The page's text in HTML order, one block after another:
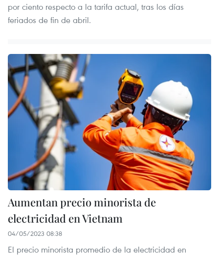
por ciento respecto a la tarifa actual, tras los días
feriados de fin de abril.
Aumentan precio minorista de
electricidad en Vietnam
04/05/2023 08:38
El precio minorista promedio de la electricidad en